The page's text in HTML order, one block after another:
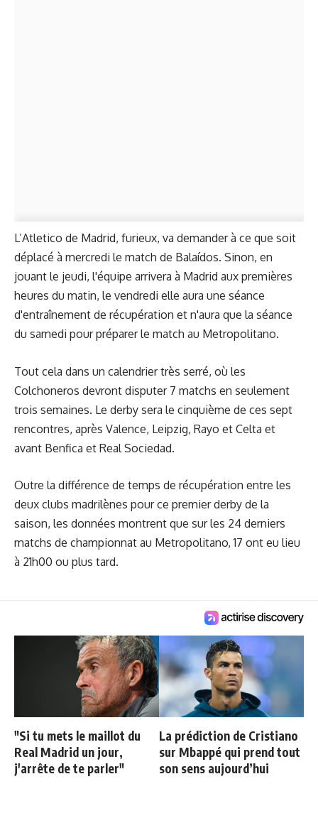
L’Atletico de Madrid, furieux, va demander à ce que soit
déplacé à mercredi le match de Balaídos. Sinon, en
jouant le jeudi, l'équipe arrivera à Madrid aux premières
heures du matin, le vendredi elle aura une séance
d'entraînement de récupération et n'aura que la séance
du samedi pour préparer le match au Metropolitano.
Tout cela dans un calendrier très serré, où les
Colchoneros devront disputer 7 matchs en seulement
trois semaines. Le derby sera le cinquième de ces sept
rencontres, après Valence, Leipzig, Rayo et Celta et
avant Benfica et Real Sociedad.
Outre la différence de temps de récupération entre les
deux clubs madrilènes pour ce premier derby de la
saison, les données montrent que sur les 24 derniers
matchs de championnat au Metropolitano, 17 ont eu lieu
à 21h00 ou plus tard.
"Si tu mets le maillot du
Real Madrid un jour,
j'arrête de te parler"
La prédiction de Cristiano
sur Mbappé qui prend tout
son sens aujourd’hui